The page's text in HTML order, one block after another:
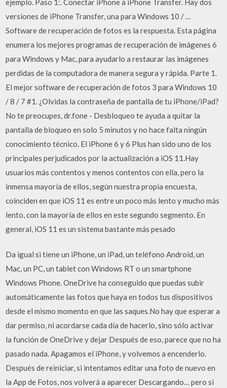
versiones de iPhone Transfer, una para Windows 10 / …
Software de recuperación de fotos es la respuesta. Esta página
enumera los mejores programas de recuperación de imágenes 6
para Windows y Mac, para ayudarlo a restaurar las imágenes
perdidas de la computadora de manera segura y rápida. Parte 1.
El mejor software de recuperación de fotos 3 para Windows 10
/ 8 / 7 #1. ¿Olvidas la contraseña de pantalla de tu iPhone/iPad?
No te preocupes, dr.fone - Desbloqueo te ayuda a quitar la
pantalla de bloqueo en solo 5 minutos y no hace falta ningún
conocimiento técnico. El iPhone 6 y 6 Plus han sido uno de los
principales perjudicados por la actualización a iOS 11.Hay
usuarios más contentos y menos contentos con ella, pero la
inmensa mayoría de ellos, según nuestra propia encuesta,
coinciden en que iOS 11 es entre un poco más lento y mucho más
lento, con la mayoría de ellos en este segundo segmento. En
general, iOS 11 es un sistema bastante más pesado
Da igual si tiene un iPhone, un iPad, un teléfono Android, un
Mac, un PC, un tablet con Windows RT o un smartphone
Windows Phone. OneDrive ha conseguido que puedas subir
automáticamente las fotos que haya en todos tus dispositivos
desde el mismo momento en que las saques.No hay que esperar a
dar permiso, ni acordarse cada día de hacerlo, sino sólo activar
la función de OneDrive y dejar Después de eso, parece que no ha
pasado nada. Apagamos el iPhone, y volvemos a encenderlo.
Después de reiniciar, si intentamos editar una foto de nuevo en
la App de Fotos, nos volverá a aparecer Descargando… pero si